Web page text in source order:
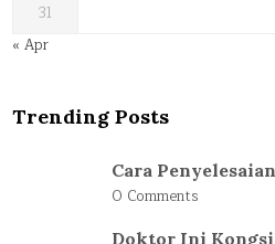
31
« Apr
Trending Posts
Cara
0 Comments
Doktor Ini